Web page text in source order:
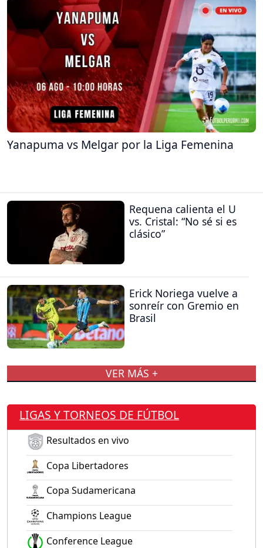
Yanapuma vs Melgar por la Liga Femenina
Requena calienta el U
vs. Cristal: “No sé si es
clásico”
Erick Noriega vuelve a
sonreír con Gremio en
Brasil
VER MÁS +
LIGAS Y TORNEOS DE FÚTBOL
Resultados en vivo
Copa Libertadores
Copa Sudamericana
Champions League
Conference League